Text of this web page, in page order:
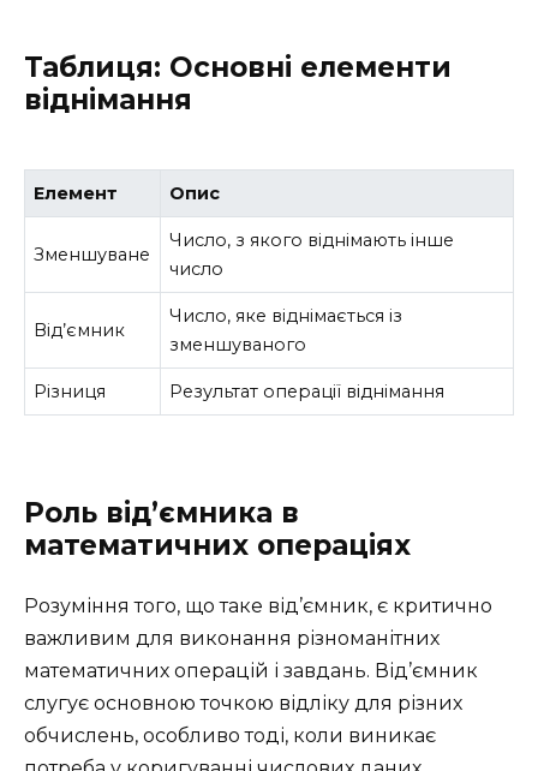
Таблиця: Основні елементи
віднімання
Елемент Опис
Зменшуване
Число, з якого віднімають інше
число
Від’ємник
Число, яке віднімається із
зменшуваного
Різниця Результат операції віднімання
Роль від’ємника в
математичних операціях
Розуміння того, що таке від’ємник, є критично
важливим для виконання різноманітних
математичних операцій і завдань. Від’ємник
слугує основною точкою відліку для різних
обчислень, особливо тоді, коли виникає